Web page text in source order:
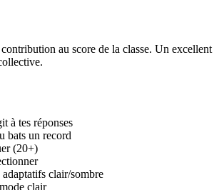
au score de la classe. Un excellent
à tes réponses
bats un record
(20+)
adaptatifs clair/sombre
clair